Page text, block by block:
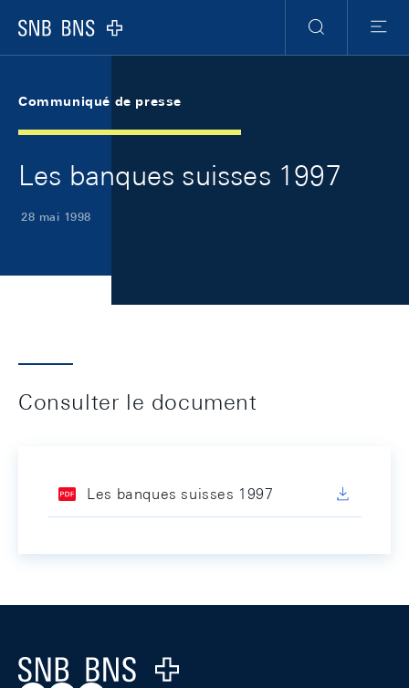
Logo
RechercheMenu
Communiqué de presse
Les banques suisses 1997
28 mai 1998
Consulter le document
Les banques suisses 1997
Logo